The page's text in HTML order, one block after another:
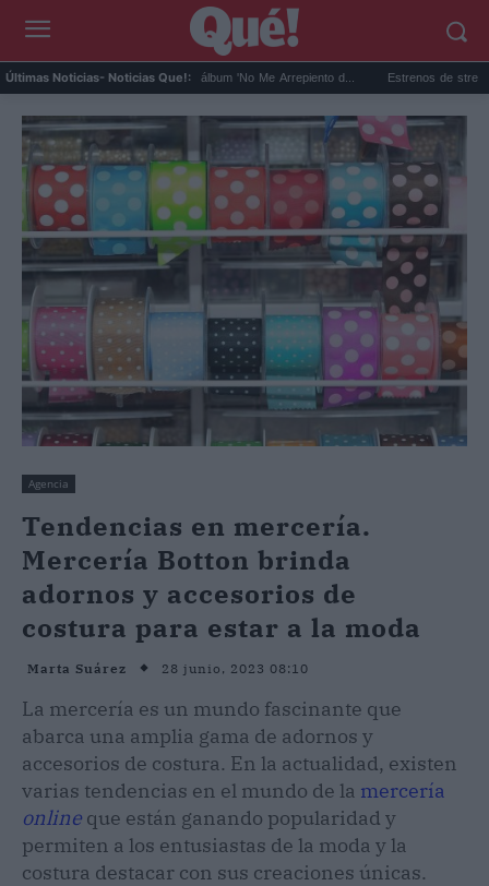
Últimas Noticias- Noticias Que!:
Karol G estrena su nuevo álbum 'No Me Arrepiento d... Estrenos de streaming:
Agencia
Tendencias en mercería.
Mercería Botton brinda
adornos y accesorios de
costura para estar a la moda
Marta Suárez 28 junio, 2023 08:10
La mercería es un mundo fascinante que
abarca una amplia gama de adornos y
accesorios de costura. En la actualidad, existen
varias tendencias en el mundo de la mercería
online que están ganando popularidad y
permiten a los entusiastas de la moda y la
costura destacar con sus creaciones únicas.